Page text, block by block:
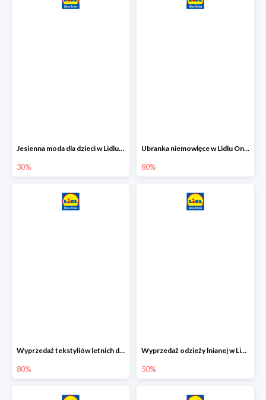
Jesienna moda dla dzieci w Lidlu Online do -30%
30%
Ubranka niemowlęce w Lidlu Online do -80%
80%
Wyprzedaż tekstyliów letnich dla dzieci w Lidlu Online do -80%
80%
Wyprzedaż odzieży lnianej w Lidlu Online do -50%
50%